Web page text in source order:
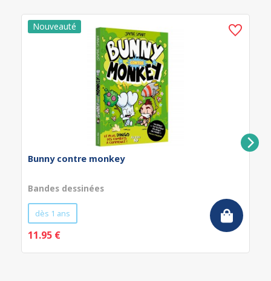
Bunny contre monkey
Bandes dessinées
dès 1 ans
11.95 €